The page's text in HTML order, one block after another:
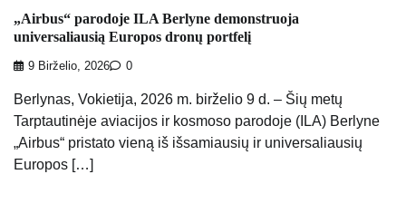
„Airbus“ parodoje ILA Berlyne demonstruoja
universaliausią Europos dronų portfelį
9 Birželio, 2026 0
Berlynas, Vokietija, 2026 m. birželio 9 d. – Šių metų
Tarptautinėje aviacijos ir kosmoso parodoje (ILA) Berlyne
„Airbus“ pristato vieną iš išsamiausių ir universaliausių
Europos […]